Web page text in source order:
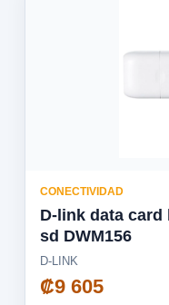
CONECTIVIDAD
D-link data card hsdpa 3.75g usb / ranura
sd DWM156
D-LINK
₡9 605